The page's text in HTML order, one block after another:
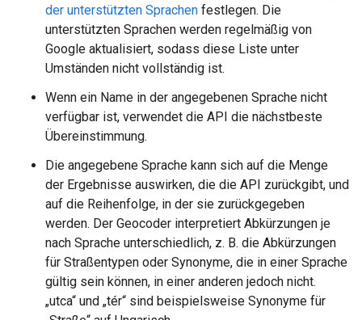
der unterstützten Sprachen festlegen. Die
unterstützten Sprachen werden regelmäßig von
Google aktualisiert, sodass diese Liste unter
Umständen nicht vollständig ist.
Wenn ein Name in der angegebenen Sprache nicht
verfügbar ist, verwendet die API die nächstbeste
Übereinstimmung.
Die angegebene Sprache kann sich auf die Menge
der Ergebnisse auswirken, die die API zurückgibt, und
auf die Reihenfolge, in der sie zurückgegeben
werden. Der Geocoder interpretiert Abkürzungen je
nach Sprache unterschiedlich, z. B. die Abkürzungen
für Straßentypen oder Synonyme, die in einer Sprache
gültig sein können, in einer anderen jedoch nicht.
„utca“ und „tér“ sind beispielsweise Synonyme für